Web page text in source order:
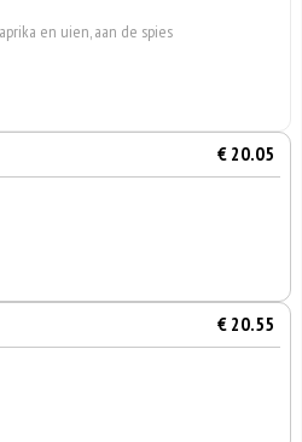
en uien, aan de spies
€ 20.05
€ 20.55